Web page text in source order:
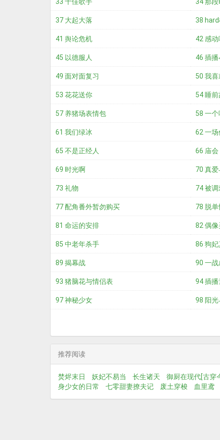
37 大起大落 38
41 舆论危机 42 感动
45 以德服人 46 插
49 面对面复习 50 我
53 花花送你 54 睡
57 养猪场表情包 58 一个
61 我们绿冰 62 一场
65 不是正经人 66 庙会
69 时光啊 70 真
73 礼物 74 被
77 配角番外暂勿购买 78 脱
81 命运的安排 82 偶像
85 中老年杀手 86 狗妃
89 揭幕战 90 一战
93 猪脑花与情侣表 94 插
97 神秘少女 98 阳
推荐阅读
焚烬末日 妖妃不易当 长生诸天
御厨在现代[古穿
身少女的日常
七零甜妻撩夫记 废土穿梭 血里鸢